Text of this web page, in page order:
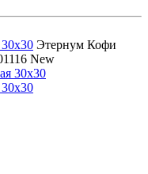
Этернум Кофи
New